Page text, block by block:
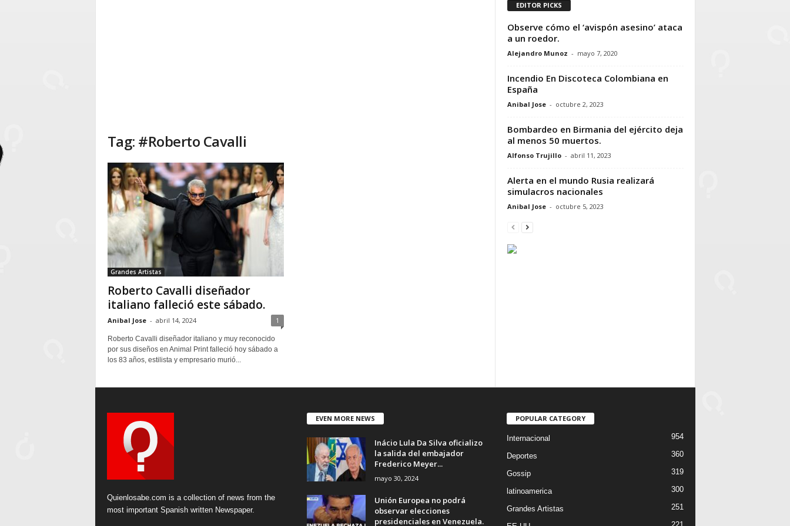
Tag: #Roberto Cavalli
Grandes Artistas
Roberto Cavalli diseñador
italiano falleció este sábado.
Anibal Jose - abril 14, 2024 1
Roberto Cavalli diseñador italiano y muy reconocido
por sus diseños en Animal Print falleció hoy sábado a
los 83 años, estilista y empresario murió...
EDITOR PICKS
Observe cómo el ‘avispón asesino’ ataca
a un roedor.
Alejandro Munoz - mayo 7, 2020
Incendio En Discoteca Colombiana en
España
Anibal Jose - octubre 2, 2023
Bombardeo en Birmania del ejército deja
al menos 50 muertos.
Alfonso Trujillo - abril 11, 2023
Alerta en el mundo Rusia realizará
simulacros nacionales
Anibal Jose - octubre 5, 2023
Quienlosabe.com is a collection of news from the
most important Spanish written Newspaper.
EVEN MORE NEWS
Inácio Lula Da Silva oficializo
la salida del embajador
Frederico Meyer...
mayo 30, 2024
Unión Europea no podrá
observar elecciones
presidenciales en Venezuela.
POPULAR CATEGORY
Internacional 954
Deportes 360
Gossip 319
latinoamerica 300
Grandes Artistas 251